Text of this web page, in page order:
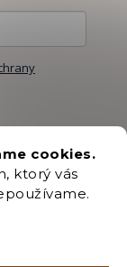
cookies.
ktorý vás